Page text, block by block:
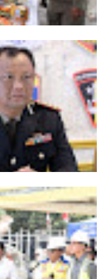
81 Kemerdekaan RI,
Memasak Nasi
Diperiksa Mabes
Kabid TIK sebagai
Banda Aceh